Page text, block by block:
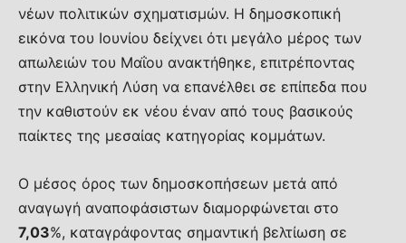
νέων πολιτικών σχηματισμών. Η δημοσκοπική
εικόνα του Ιουνίου δείχνει ότι μεγάλο μέρος των
απωλειών του Μαΐου ανακτήθηκε, επιτρέποντας
στην Ελληνική Λύση να επανέλθει σε επίπεδα που
την καθιστούν εκ νέου έναν από τους βασικούς
παίκτες της μεσαίας κατηγορίας κομμάτων.
Ο μέσος όρος των δημοσκοπήσεων μετά από
αναγωγή αναποφάσιστων διαμορφώνεται στο
7,03%, καταγράφοντας σημαντική βελτίωση σε